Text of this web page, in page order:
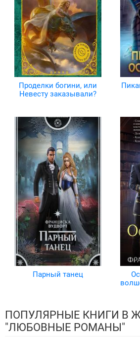
Проделки богини, или
Невесту заказывали?
Парный танец
ПОПУЛЯРНЫЕ КНИГИ В
"ЛЮБОВНЫЕ РОМАНЫ"